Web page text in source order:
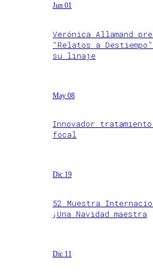
Jun 01
Verónica Allamand
“Relatos a
su linaje
May 08
Innovador
focal
Dic 19
52 Muestra
¡Una Navidad maestra
Dic 11